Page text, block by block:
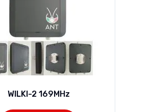
WILKI-2 169MHz